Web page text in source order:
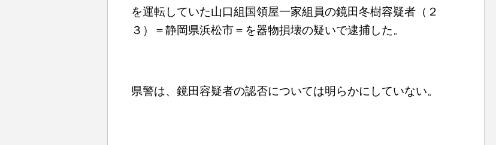
を運転していた山口組国領屋一家組員の鏡田冬樹容疑者（２
３）＝静岡県浜松市＝を器物損壊の疑いで逮捕した。
県警は、鏡田容疑者の認否については明らかにしていない。